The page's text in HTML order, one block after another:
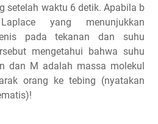
setelah waktu 6 detik. Apabila b
yang menunjukkan
pada tekanan dan suhu
mengetahui bahwa suhu
dan M adalah massa molekul
orang ke tebing (nyatakan